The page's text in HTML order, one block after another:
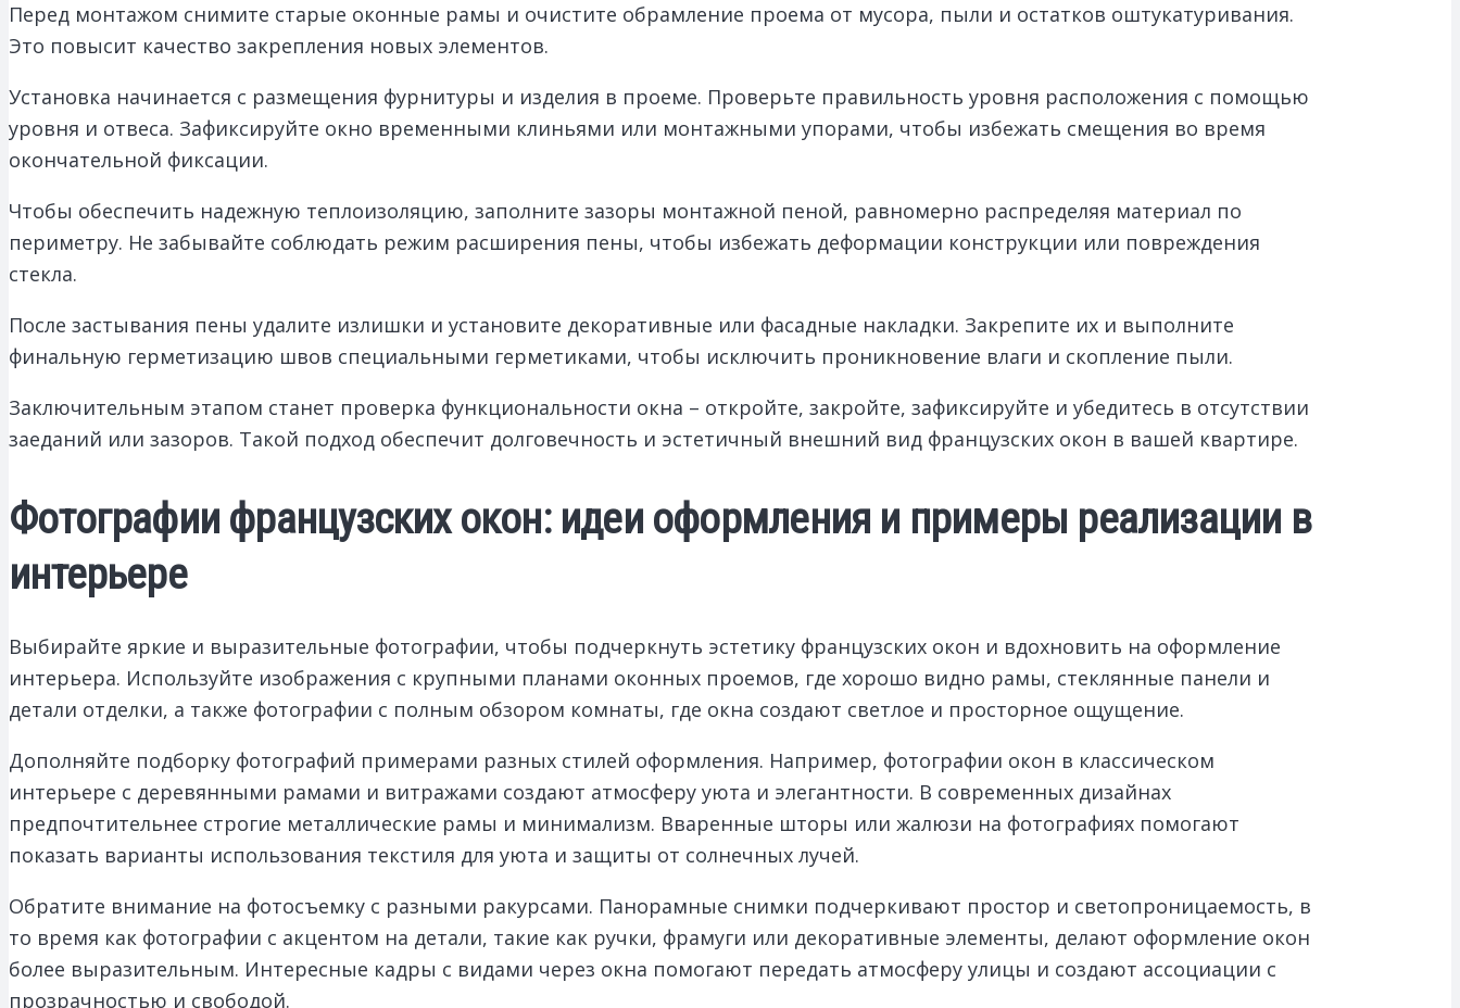
Перед монтажом снимите старые оконные рамы и очистите обрамление проема от мусора, пыли и остатков оштукатуривания.
Это повысит качество закрепления новых элементов.
Установка начинается с размещения фурнитуры и изделия в проеме. Проверьте правильность уровня расположения с помощью
уровня и отвеса. Зафиксируйте окно временными клиньями или монтажными упорами, чтобы избежать смещения во время
окончательной фиксации.
Чтобы обеспечить надежную теплоизоляцию, заполните зазоры монтажной пеной, равномерно распределяя материал по
периметру. Не забывайте соблюдать режим расширения пены, чтобы избежать деформации конструкции или повреждения
стекла.
После застывания пены удалите излишки и установите декоративные или фасадные накладки. Закрепите их и выполните
финальную герметизацию швов специальными герметиками, чтобы исключить проникновение влаги и скопление пыли.
Заключительным этапом станет проверка функциональности окна – откройте, закройте, зафиксируйте и убедитесь в отсутствии
заеданий или зазоров. Такой подход обеспечит долговечность и эстетичный внешний вид французских окон в вашей квартире.
Фотографии французских окон: идеи оформления и примеры реализации в
интерьере
Выбирайте яркие и выразительные фотографии, чтобы подчеркнуть эстетику французских окон и вдохновить на оформление
интерьера. Используйте изображения с крупными планами оконных проемов, где хорошо видно рамы, стеклянные панели и
детали отделки, а также фотографии с полным обзором комнаты, где окна создают светлое и просторное ощущение.
Дополняйте подборку фотографий примерами разных стилей оформления. Например, фотографии окон в классическом
интерьере с деревянными рамами и витражами создают атмосферу уюта и элегантности. В современных дизайнах
предпочтительнее строгие металлические рамы и минимализм. Вваренные шторы или жалюзи на фотографиях помогают
показать варианты использования текстиля для уюта и защиты от солнечных лучей.
Обратите внимание на фотосъемку с разными ракурсами. Панорамные снимки подчеркивают простор и светопроницаемость, в
то время как фотографии с акцентом на детали, такие как ручки, фрамуги или декоративные элементы, делают оформление окон
более выразительным. Интересные кадры с видами через окна помогают передать атмосферу улицы и создают ассоциации с
прозрачностью и свободой.